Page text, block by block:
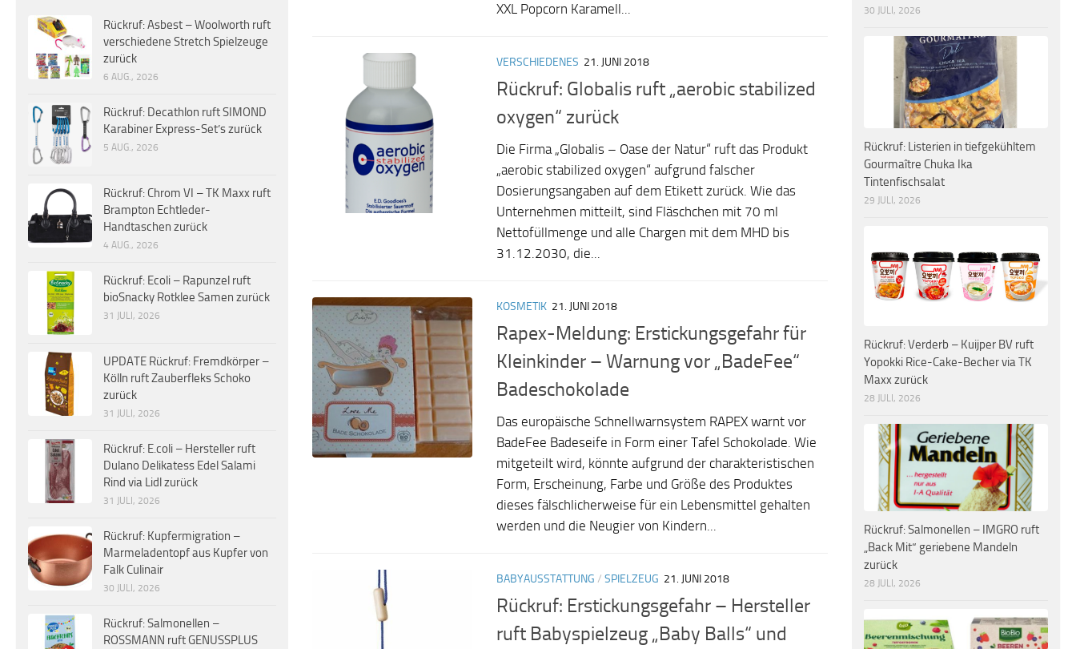
XXL Popcorn Karamell...
VERSCHIEDENES 21. JUNI 2018
Rückruf: Globalis ruft „aerobic stabilized
oxygen“ zurück
Die Firma „Globalis – Oase der Natur“ ruft das Produkt
„aerobic stabilized oxygen“ aufgrund falscher
Dosierungsangaben auf dem Etikett zurück. Wie das
Unternehmen mitteilt, sind Fläschchen mit 70 ml
Nettofüllmenge und alle Chargen mit dem MHD bis
31.12.2030, die...
KOSMETIK 21. JUNI 2018
Rapex-Meldung: Erstickungsgefahr für
Kleinkinder – Warnung vor „BadeFee“
Badeschokolade
Das europäische Schnellwarnsystem RAPEX warnt vor
BadeFee Badeseife in Form einer Tafel Schokolade. Wie
mitgeteilt wird, könnte aufgrund der charakteristischen
Form, Erscheinung, Farbe und Größe des Produktes
dieses fälschlicherweise für ein Lebensmittel gehalten
werden und die Neugier von Kindern...
BABYAUSSTATTUNG / SPIELZEUG 21. JUNI 2018
Rückruf: Erstickungsgefahr – Hersteller
ruft Babyspielzeug „Baby Balls“ und
Rückruf: Asbest – Woolworth ruft
verschiedene Stretch Spielzeuge
zurück
6 AUG., 2026
Rückruf: Decathlon ruft SIMOND
Karabiner Express-Set’s zurück
5 AUG., 2026
Rückruf: Chrom VI – TK Maxx ruft
Brampton Echtleder-
Handtaschen zurück
4 AUG., 2026
Rückruf: Ecoli – Rapunzel ruft
bioSnacky Rotklee Samen zurück
31 JULI, 2026
UPDATE Rückruf: Fremdkörper –
Kölln ruft Zauberfleks Schoko
zurück
31 JULI, 2026
Rückruf: E.coli – Hersteller ruft
Dulano Delikatess Edel Salami
Rind via Lidl zurück
31 JULI, 2026
Rückruf: Kupfermigration –
Marmeladentopf aus Kupfer von
Falk Culinair
30 JULI, 2026
Rückruf: Salmonellen –
ROSSMANN ruft GENUSSPLUS
30 JULI, 2026
Rückruf: Listerien in tiefgekühltem
Gourmaître Chuka Ika
Tintenfischsalat
29 JULI, 2026
Rückruf: Verderb – Kuijper BV ruft
Yopokki Rice-Cake-Becher via TK
Maxx zurück
28 JULI, 2026
Rückruf: Salmonellen – IMGRO ruft
„Back Mit“ geriebene Mandeln
zurück
28 JULI, 2026